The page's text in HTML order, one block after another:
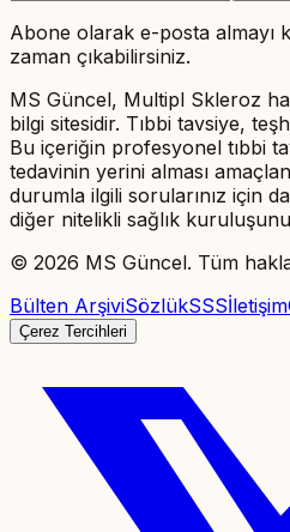
Abone olarak e-posta almayı
zaman çıkabilirsiniz.
MS Güncel, Multipl Skleroz
bilgi sitesidir. Tıbbi tavsiye,
Bu içeriğin profesyonel tıbbi
tedavinin yerini alması
durumla ilgili sorularınız için
diğer nitelikli sağlık
© 2026 MS Güncel. Tüm
Bülten ArşiviSözlükSSSİletişim
Çerez Tercihleri